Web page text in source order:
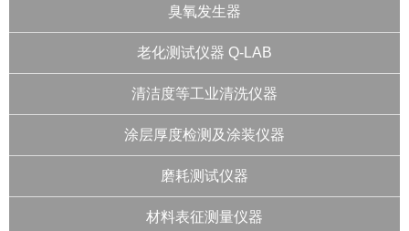
臭氧发生器
老化测试仪器 Q-LAB
清洁度等工业清洗仪器
涂层厚度检测及涂装仪器
磨耗测试仪器
材料表征测量仪器